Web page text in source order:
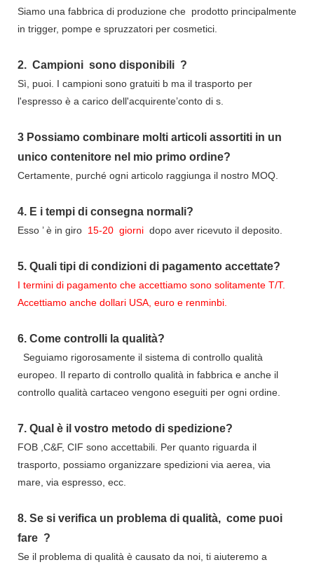
Siamo una fabbrica di produzione che prodotto principalmente
in trigger, pompe e spruzzatori per cosmetici.
2. Campioni sono disponibili ?
Sì, puoi. I campioni sono gratuiti b ma il trasporto per
l'espresso è a carico dell'acquirente’conto di s.
3 Possiamo combinare molti articoli assortiti in un
unico contenitore nel mio primo ordine?
Certamente, purché ogni articolo raggiunga il nostro MOQ.
4. E i tempi di consegna normali?
Esso ’è in giro 15-20 giorni dopo aver ricevuto il deposito.
5. Quali tipi di condizioni di pagamento accettate?
I termini di pagamento che accettiamo sono solitamente T/T.
Accettiamo anche dollari USA, euro e renminbi.
6. Come controlli la qualità?
Seguiamo rigorosamente il sistema di controllo qualità
europeo. Il reparto di controllo qualità in fabbrica e anche il
controllo qualità cartaceo vengono eseguiti per ogni ordine.
7. Qual è il vostro metodo di spedizione?
FOB ,C&F, CIF sono accettabili. Per quanto riguarda il
trasporto, possiamo organizzare spedizioni via aerea, via
mare, via espresso, ecc.
8. Se si verifica un problema di qualità, come puoi
fare ?
Se il problema di qualità è causato da noi, ti aiuteremo a